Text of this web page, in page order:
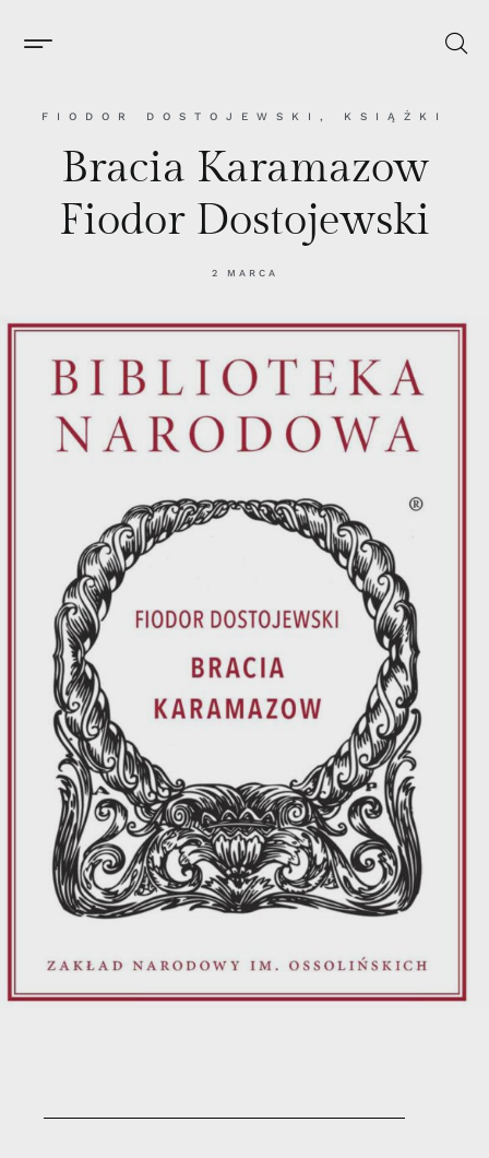
FIODOR DOSTOJEWSKI , KSIĄŻKI
Bracia Karamazow
Fiodor Dostojewski
2 MARCA